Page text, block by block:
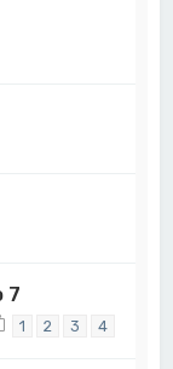
7
1 2 3 4